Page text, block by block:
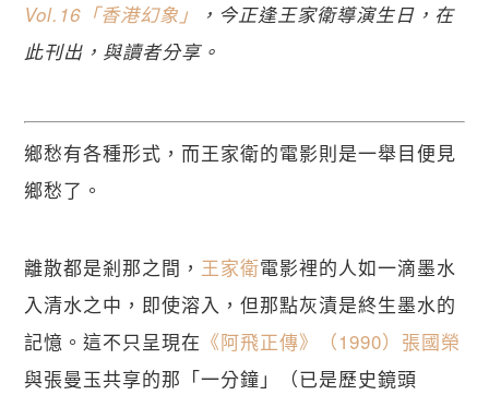
Vol.16「香港幻象」
，今正逢王家衛導演生日，在
此刊出，與讀者分享。
鄉愁有各種形式，而王家衛的電影則是一舉目便見
鄉愁了。
離散都是剎那之間， 王家衛電影裡的人如一滴墨水
入清水之中，即使溶入，但那點灰漬是終生墨水的
記憶。這不只呈現在 《阿飛正傳》（1990） 張國榮
與張曼玉共享的那「一分鐘」（已是歷史鏡頭